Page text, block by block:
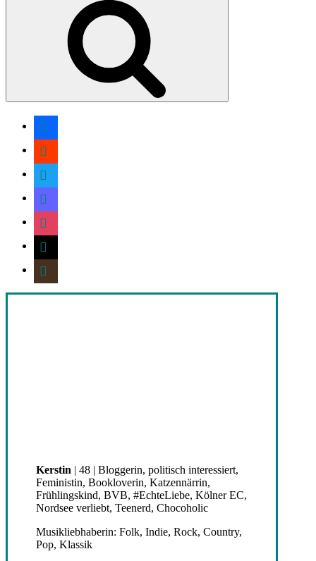
facebook
soundcloud
twitter
mastodon
instagram
threads
goodreads
Kerstin | 48 | Bloggerin, politisch interessiert,
Feministin, Bookloverin, Katzennärrin,
Frühlingskind, BVB, #EchteLiebe, Kölner EC,
Nordsee verliebt, Teenerd, Chocoholic
Musikliebhaberin: Folk, Indie, Rock, Country,
Pop, Klassik